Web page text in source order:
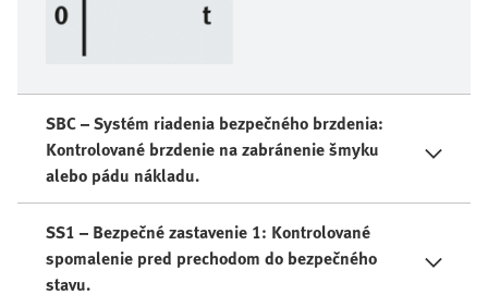
SBC – Systém riadenia bezpečného brzdenia:
Kontrolované brzdenie na zabránenie šmyku
alebo pádu nákladu.
SS1 – Bezpečné zastavenie 1: Kontrolované
spomalenie pred prechodom do bezpečného
stavu.